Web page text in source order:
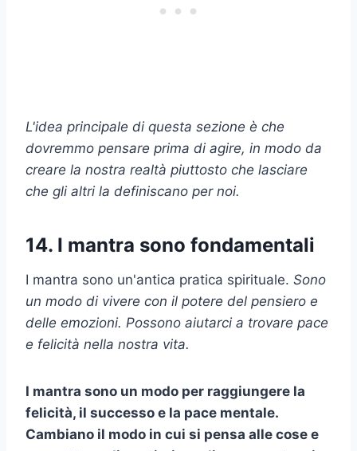
L'idea principale di questa sezione è che
dovremmo pensare prima di agire, in modo da
creare la nostra realtà piuttosto che lasciare
che gli altri la definiscano per noi.
14. I mantra sono fondamentali
I mantra sono un'antica pratica spirituale. Sono
un modo di vivere con il potere del pensiero e
delle emozioni. Possono aiutarci a trovare pace
e felicità nella nostra vita.
I mantra sono un modo per raggiungere la
felicità, il successo e la pace mentale.
Cambiano il modo in cui si pensa alle cose e